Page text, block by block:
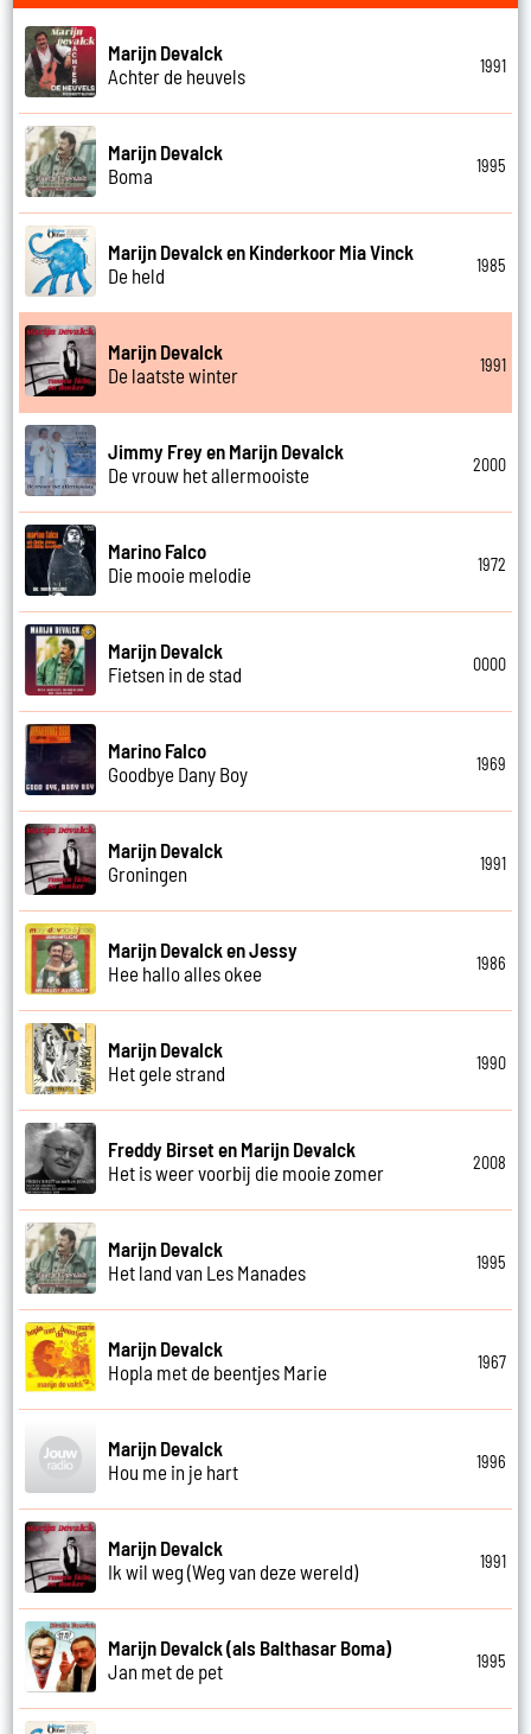
Marijn Devalck
Achter de heuvels
1991
Marijn Devalck
Boma
1995
Marijn Devalck en Kinderkoor Mia Vinck
De held
1985
Marijn Devalck
De laatste winter
1991
Jimmy Frey en Marijn Devalck
De vrouw het allermooiste
2000
Marino Falco
Die mooie melodie
1972
Marijn Devalck
Fietsen in de stad
0000
Marino Falco
Goodbye Dany Boy
1969
Marijn Devalck
Groningen
1991
Marijn Devalck en Jessy
Hee hallo alles okee
1986
Marijn Devalck
Het gele strand
1990
Freddy Birset en Marijn Devalck
Het is weer voorbij die mooie zomer
2008
Marijn Devalck
Het land van Les Manades
1995
Marijn Devalck
Hopla met de beentjes Marie
1967
Marijn Devalck
Hou me in je hart
1996
Marijn Devalck
Ik wil weg (Weg van deze wereld)
1991
Marijn Devalck (als Balthasar Boma)
Jan met de pet
1995